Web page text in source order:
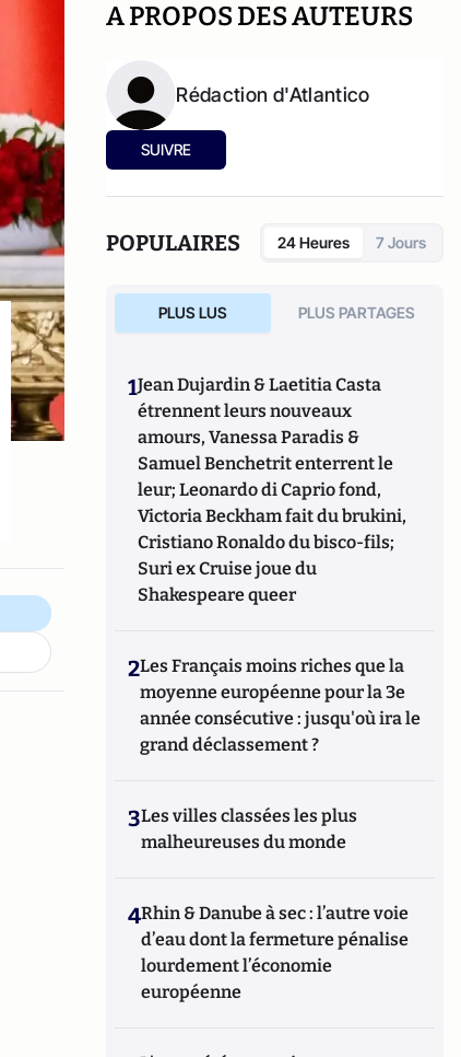
A PROPOS DES AUTEURS
Rédaction d'Atlantico
SUIVRE
POPULAIRES 24 Heures 7 Jours
PLUS LUS PLUS PARTAGES
1Jean Dujardin & Laetitia Casta
étrennent leurs nouveaux
amours, Vanessa Paradis &
Samuel Benchetrit enterrent le
leur; Leonardo di Caprio fond,
Victoria Beckham fait du brukini,
Cristiano Ronaldo du bisco-fils;
Suri ex Cruise joue du
Shakespeare queer
2Les Français moins riches que la
moyenne européenne pour la 3e
année consécutive : jusqu'où ira le
grand déclassement ?
3Les villes classées les plus
malheureuses du monde
4Rhin & Danube à sec : l’autre voie
d’eau dont la fermeture pénalise
lourdement l’économie
européenne